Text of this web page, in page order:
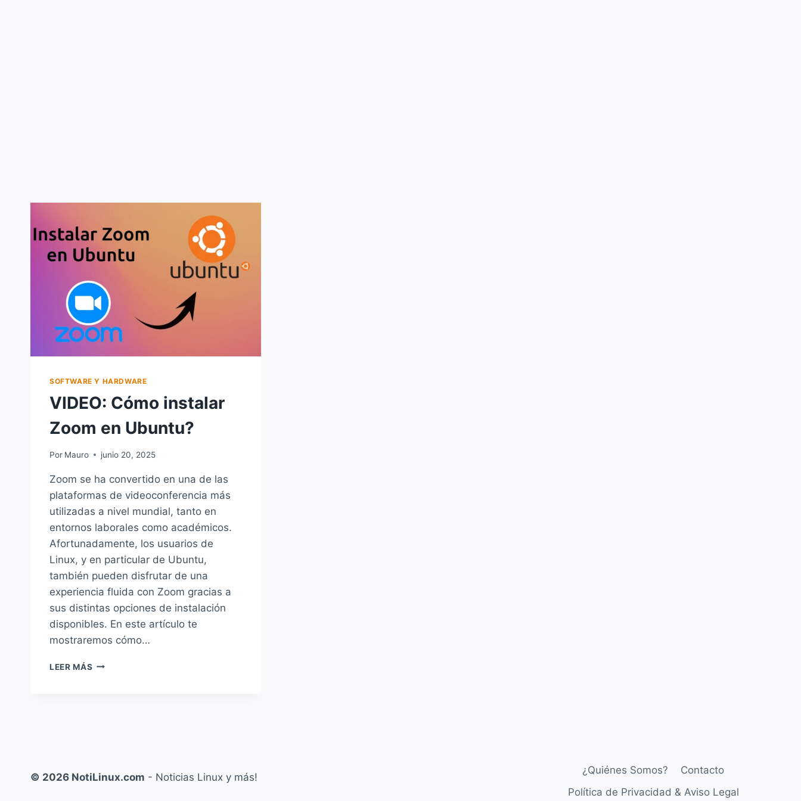
SOFTWARE Y HARDWARE
VIDEO: Cómo instalar
Zoom en Ubuntu?
Por Mauro junio 20, 2025
Zoom se ha convertido en una de las
plataformas de videoconferencia más
utilizadas a nivel mundial, tanto en
entornos laborales como académicos.
Afortunadamente, los usuarios de
Linux, y en particular de Ubuntu,
también pueden disfrutar de una
experiencia fluida con Zoom gracias a
sus distintas opciones de instalación
disponibles. En este artículo te
mostraremos cómo…
LEER MÁS VIDEO:
© 2026 NotiLinux.com - Noticias Linux y más!
¿Quiénes Somos?
Contacto
Política de Privacidad & Aviso Legal